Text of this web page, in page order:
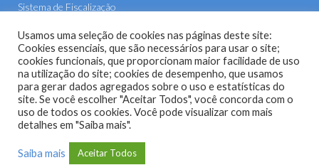
Sistema de Fiscalização
E-mail
Site do Conselho Regional de Engenharia e Agronomia de
Desenvolvido com oCMS
Usamos uma seleção de cookies nas páginas deste site:
Cookies essenciais, que são necessários para usar o site;
cookies funcionais, que proporcionam maior facilidade de uso
na utilização do site; cookies de desempenho, que usamos
para gerar dados agregados sobre o uso e estatísticas do
site. Se você escolher "Aceitar Todos", você concorda com o
uso de todos os cookies. Você pode visualizar com mais
detalhes em "Saiba mais".
Saiba mais Aceitar Todos